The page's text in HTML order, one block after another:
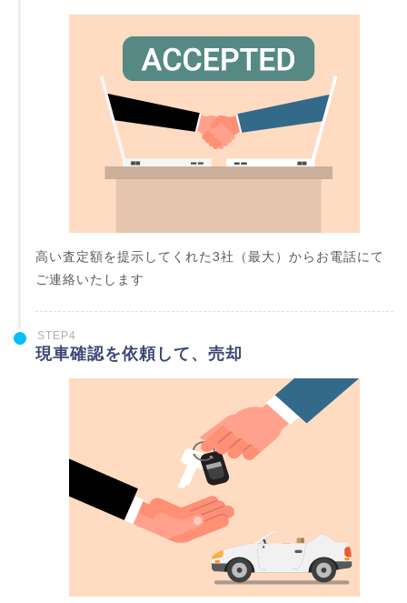
高い査定額を提示してくれた3社（最大）からお電話にて
ご連絡いたします
STEP4
現車確認を依頼して、売却